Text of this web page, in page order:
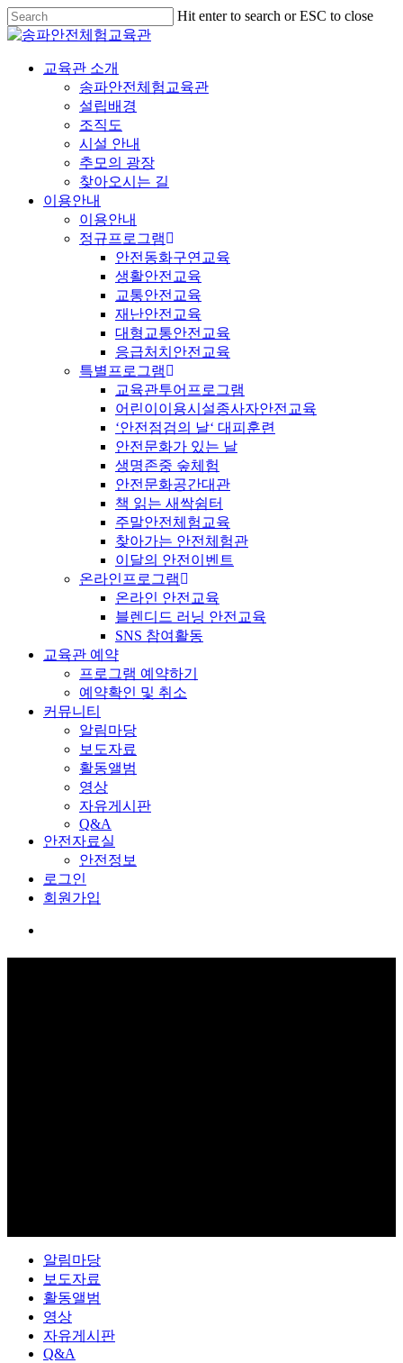
Hit enter to search or ESC to close
교육관 소개
송파안전체험교육관
설립배경
조직도
시설 안내
추모의 광장
찾아오시는 길
이용안내
이용안내
정규프로그램
안전동화구연교육
생활안전교육
교통안전교육
재난안전교육
대형교통안전교육
응급처치안전교육
특별프로그램
교육관투어프로그램
어린이이용시설종사자안전교육
‘안전점검의 날‘ 대피훈련
안전문화가 있는 날
생명존중 숲체험
안전문화공간대관
책 읽는 새싹쉼터
주말안전체험교육
찾아가는 안전체험관
이달의 안전이벤트
온라인프로그램
온라인 안전교육
블렌디드 러닝 안전교육
SNS 참여활동
교육관 예약
프로그램 예약하기
예약확인 및 취소
커뮤니티
알림마당
보도자료
활동앨범
영상
자유게시판
Q&A
안전자료실
안전정보
로그인
회원가입
알림마당
보도자료
활동앨범
영상
자유게시판
Q&A